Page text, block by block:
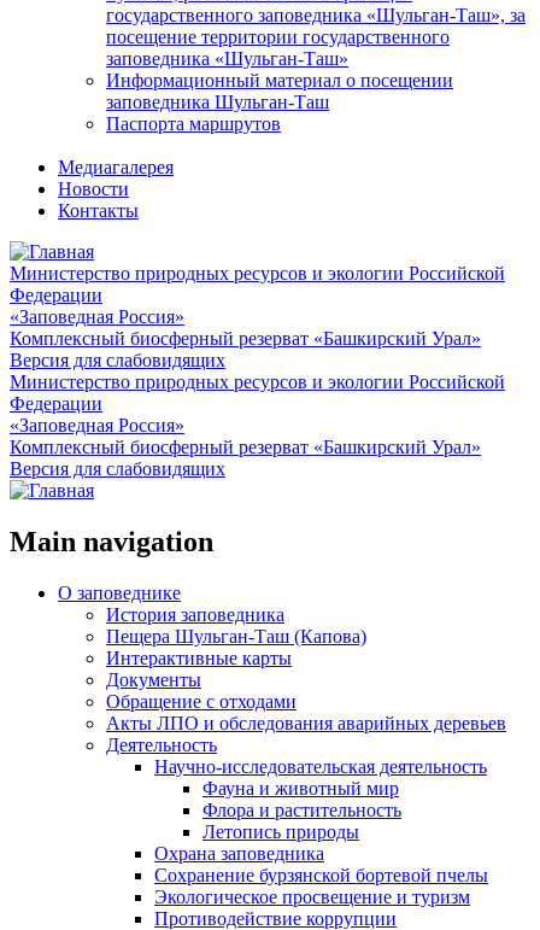
государственного заповедника «Шульган-Таш», за
посещение территории государственного
заповедника «Шульган-Таш»
Информационный материал о посещении
заповедника Шульган-Таш
Паспорта маршрутов
Медиагалерея
Новости
Контакты
Министерство природных ресурсов и экологии Российской
Федерации
«Заповедная Россия»
Комплексный биосферный резерват «Башкирский Урал»
Версия для слабовидящих
Министерство природных ресурсов и экологии Российской
Федерации
«Заповедная Россия»
Комплексный биосферный резерват «Башкирский Урал»
Версия для слабовидящих
Main navigation
О заповеднике
История заповедника
Пещера Шульган-Таш (Капова)
Интерактивные карты
Документы
Обращение с отходами
Акты ЛПО и обследования аварийных деревьев
Деятельность
Научно-исследовательская деятельность
Фауна и животный мир
Флора и растительность
Летопись природы
Охрана заповедника
Сохранение бурзянской бортевой пчелы
Экологическое просвещение и туризм
Противодействие коррупции